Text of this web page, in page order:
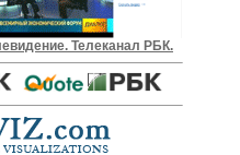
Телеканал РБК.